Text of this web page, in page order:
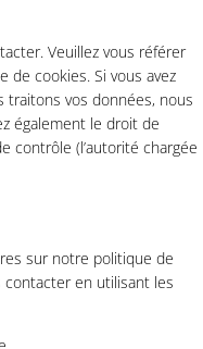
Veuillez vous référer
de cookies. Si vous avez
traitons vos données, nous
également le droit de
contrôle (l’autorité chargée
sur notre politique de
en utilisant les